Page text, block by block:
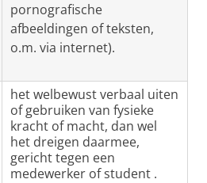
pornografische
afbeeldingen of teksten,
o.m. via internet).
het welbewust verbaal uiten
of gebruiken van fysieke
kracht of macht, dan wel
het dreigen daarmee,
gericht tegen een
medewerker of student .